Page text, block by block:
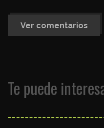
Ver comentarios
Te puede